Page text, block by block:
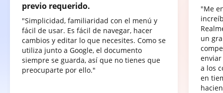
previo requerido.
"Simplicidad, familiaridad con el menú y
fácil de usar. Es fácil de navegar, hacer
cambios y editar lo que necesites. Como se
utiliza junto a Google, el documento
siempre se guarda, así que no tienes que
preocuparte por ello."
"Me
un
a los
en